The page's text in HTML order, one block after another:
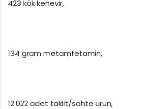
423 kök kenevir,
134 gram metamfetamin,
12.022 adet taklit/sahte ürün,